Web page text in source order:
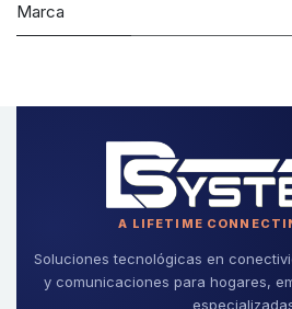
Marca
A LIFETIME
Soluciones tecnológicas en
y comunicaciones para hogares,